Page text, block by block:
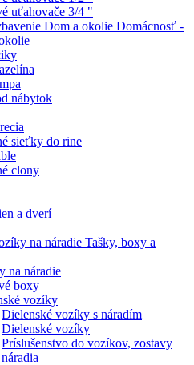
uťahovače 3/4 "
Domácnosť -
nábytok
sieťky do rine
clony
a dverí
Tašky, boxy a
na náradie
boxy
vozíky
Dielenské vozíky s náradím
Dielenské vozíky
Príslušenstvo do vozíkov, zostavy
náradia